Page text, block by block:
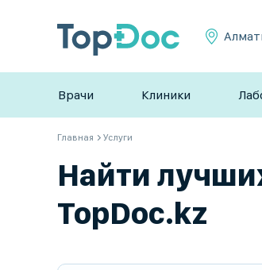
Врачи Клиники
Главная Услуги
Найти
TopDoc.kz